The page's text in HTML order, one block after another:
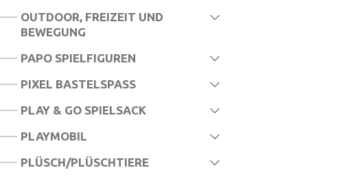
OUTDOOR, FREIZEIT UND
BEWEGUNG
PAPO SPIELFIGUREN
PIXEL BASTELSPASS
PLAY & GO SPIELSACK
PLAYMOBIL
PLÜSCH/PLÜSCHTIERE